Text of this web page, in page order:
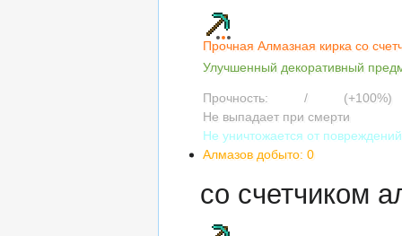
Прочная Алмазная кирка со
Улучшенный декоративный
Прочность: /
(+100%)
Не выпадает при смерти
Не уничтожается от повреждений
Алмазов добыто: 0
со счетчиком